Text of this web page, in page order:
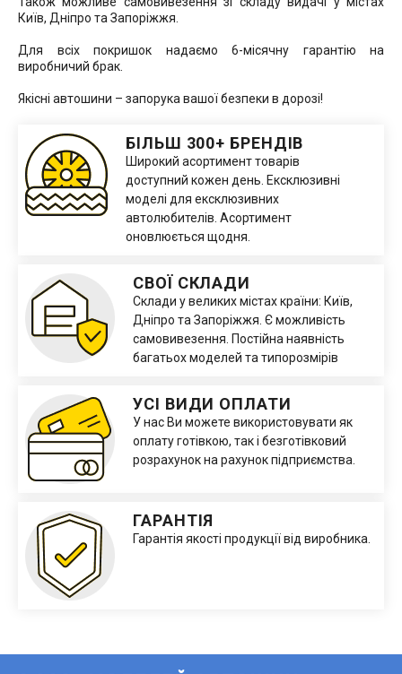
Київ, Дніпро та Запоріжжя.
Для всіх покришок надаємо 6-місячну гарантію на
виробничий брак.
Якісні автошини – запорука вашої безпеки в дорозі!
БІЛЬШ 300+ БРЕНДІВ
Широкий асортимент товарів
доступний кожен день. Ексклюзивні
моделі для ексклюзивних
автолюбителів. Асортимент
оновлюється щодня.
СВОЇ СКЛАДИ
Склади у великих містах країни: Київ,
Дніпро та Запоріжжя. Є можливість
самовивезення. Постійна наявність
багатьох моделей та типорозмірів
УСІ ВИДИ ОПЛАТИ
У нас Ви можете використовувати як
оплату готівкою, так і безготівковий
розрахунок на рахунок підприємства.
ГАРАНТІЯ
Гарантія якості продукції від виробника.